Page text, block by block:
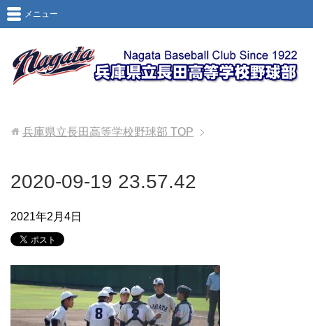
メニュー
兵庫県立長田高等学校野球部 TOP
2020-09-19 23.57.42
2021年2月4日